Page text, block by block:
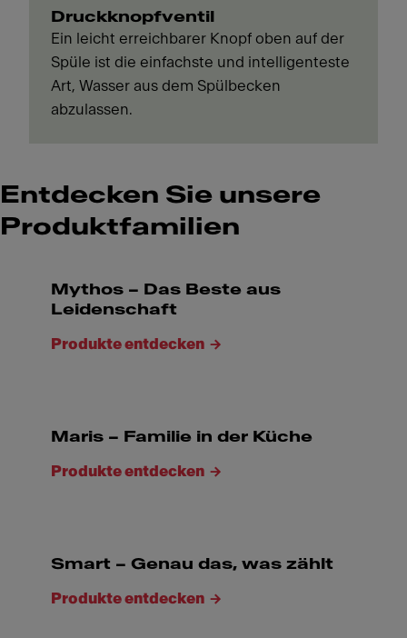
Druckknopfventil
Ein leicht erreichbarer Knopf oben auf der
Spüle ist die einfachste und intelligenteste
Art, Wasser aus dem Spülbecken
abzulassen.
Entdecken Sie unsere
Produktfamilien
Mythos – Das Beste aus
Leidenschaft
Produkte entdecken
Maris – Familie in der Küche
Produkte entdecken
Smart – Genau das, was zählt
Produkte entdecken